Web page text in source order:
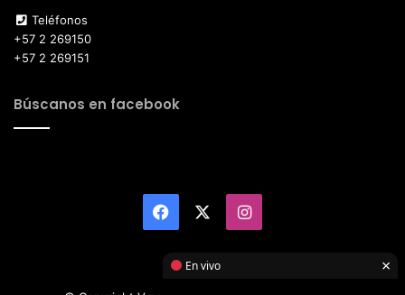
Teléfonos
+57 2 269150
+57 2 269151
Búscanos en facebook
Facebook Instagram
En vivo ×